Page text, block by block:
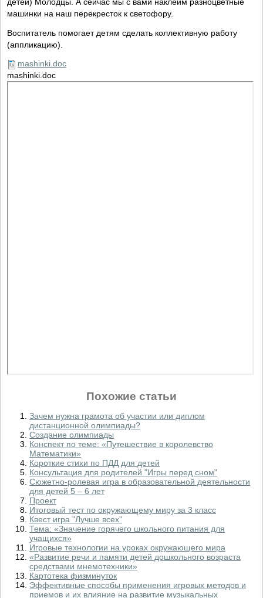
машинки на наш перекресток к светофору.
Воспитатель помогает детям сделать коллективную работу
(аппликацию).
mashinki.doc
mashinki.doc
Похожие статьи
Зачем нужна грамота об участии или диплом
дистанционной олимпиады?
Создание олимпиады
Конспект по теме: «Путешествие в королевство
Математики»
Короткие стихи по ПДД для детей
Консультация для родителей "Игры перед сном"
Сюжетно-ролевая игра в образовательной деятельности
для детей 5 – 6 лет
Проект
Итоговый тест по окружающему миру за 3 класс
Квест игра "Лучше всех"
Тема: «Значение горячего школьного питания для
учащихся»
Игровые технологии на уроках окружающего мира
«Развитие речи и памяти детей дошкольного возраста
средствами мнемотехники»
Картотека физминуток
Эффективные способы применения игровых методов и
приемов и их влияние на развитие музыкальных